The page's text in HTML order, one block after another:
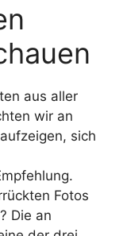
aus aller
wir an
sich
Fotos
Die an